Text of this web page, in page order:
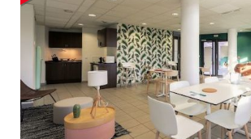
Votre date d'entrée
Chercher